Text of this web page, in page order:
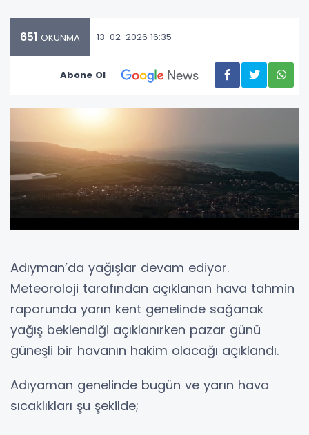
651 OKUNMA 13-02-2026 16:35
Abone Ol
Adıyman’da yağışlar devam ediyor.
Meteoroloji tarafından açıklanan hava tahmin
raporunda yarın kent genelinde sağanak
yağış beklendiği açıklanırken pazar günü
güneşli bir havanın hakim olacağı açıklandı.
Adıyaman genelinde bugün ve yarın hava
sıcaklıkları şu şekilde;